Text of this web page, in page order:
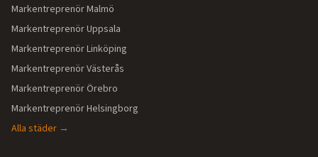
MarkentreprenörMalmö
MarkentreprenörUppsala
MarkentreprenörLinköping
MarkentreprenörVästerås
MarkentreprenörÖrebro
MarkentreprenörHelsingborg
Alla städer →